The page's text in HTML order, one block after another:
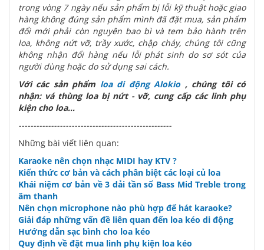
trong vòng 7 ngày nếu sản phẩm bị lỗi kỹ thuật hoặc giao
hàng không đúng sản phẩm mình đã đặt mua, sản phẩm
đổi mới phải còn nguyên bao bì và tem bảo hành trên
loa, không nứt vỡ, trầy xước, chập cháy, chúng tôi cũng
không nhận đổi hàng nếu lỗi phát sinh do sơ sót của
người dùng hoặc do sử dụng sai cách.
Với các sản phẩm loa di động Alokio, chúng tôi có
nhận: vá thùng loa bị nứt - vỡ, cung cấp các linh phụ
kiện cho loa...
----------------------------------------------------
Những bài viết liên quan:
Karaoke nên chọn nhạc MIDI hay KTV ?
Kiến thức cơ bản và cách phân biệt các loại củ loa
Khái niệm cơ bản về 3 dải tần số Bass Mid Treble trong
âm thanh
Nên chọn microphone nào phù hợp để hát karaoke?
Giải đáp những vấn đề liên quan đến loa kéo di động
Hướng dẫn sạc bình cho loa kéo
Quy định về đặt mua linh phụ kiện loa kéo